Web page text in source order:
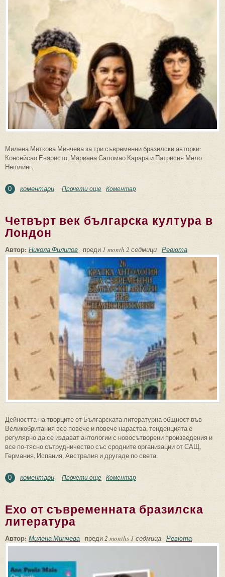
Милена Миткова Минчева за три съвременни бразилски авторки:
Консейсао Еваристо, Мариана Саломао Карара и Патрисия Мело
Нешлинг.
0 коментари Прочети още about Ехо от съвременната бразилска
Коментар
Четвърт век българска култура в
Лондон
Автор: Никола Филипов преди 1 month 2 седмици Ревюта
Дейността на творците от Българската литературна общност във
Великобритания все повече и повече нараства, тенденцията е
регулярно да се издават антологии с новосътворени произведения и
все по-тясно сътрудничество със сродните организации от САЩ,
Германия, Испания, Австралия и другаде по света.
0 коментари Прочети още about Четвърт век българска култура в
Коментар
Ехо от съвременната бразилска
литература
Автор: Милена Минчева преди2 months 1 седмица Ревюта